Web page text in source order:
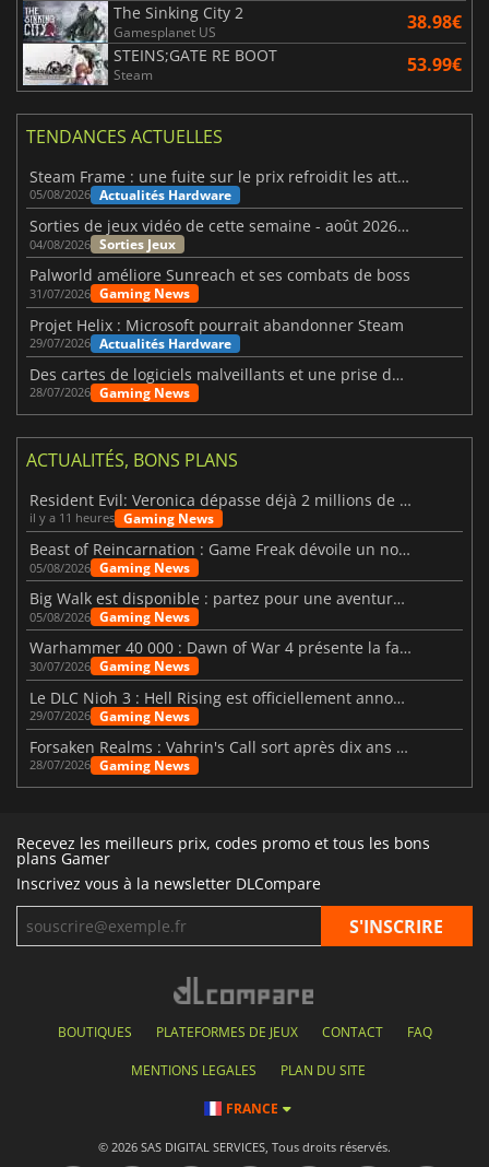
The Sinking City 2
Gamesplanet US 38.98€
STEINS;GATE RE BOOT
Steam 53.99€
TENDANCES ACTUELLES
Steam Frame : une fuite sur le prix refroidit les attentes VR
05/08/2026 Actualités Hardware
Sorties de jeux vidéo de cette semaine - août 2026 (semaine 32)
04/08/2026 Sorties Jeux
Palworld améliore Sunreach et ses combats de boss
31/07/2026 Gaming News
Projet Helix : Microsoft pourrait abandonner Steam
29/07/2026 Actualités Hardware
Des cartes de logiciels malveillants et une prise de contrôle de Discord ont touché Meccha Chameleon
28/07/2026 Gaming News
ACTUALITÉS, BONS PLANS
Resident Evil: Veronica dépasse déjà 2 millions de wishlists
il y a 11 heures Gaming News
Beast of Reincarnation : Game Freak dévoile un nouveau pari
05/08/2026 Gaming News
Big Walk est disponible : partez pour une aventure entre amis
05/08/2026 Gaming News
Warhammer 40 000 : Dawn of War 4 présente la faction des Nécrons
30/07/2026 Gaming News
Le DLC Nioh 3 : Hell Rising est officiellement annoncé
29/07/2026 Gaming News
Forsaken Realms : Vahrin's Call sort après dix ans de développement
28/07/2026 Gaming News
Recevez les meilleurs prix, codes promo et tous les bons
plans Gamer
Inscrivez vous à la newsletter DLCompare
BOUTIQUES PLATEFORMES DE JEUX CONTACT FAQ
MENTIONS LEGALES PLAN DU SITE
FRANCE
© 2026 SAS DIGITAL SERVICES, Tous droits réservés.